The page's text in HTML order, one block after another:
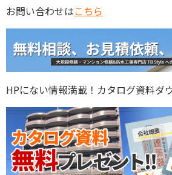
お問い合わせはこちら
HPにない情報満載！カタログ資料ダ